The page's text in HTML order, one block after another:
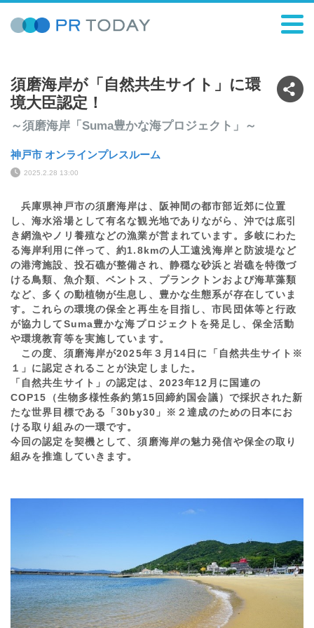
須磨海岸が「自然共生サイト」に環
境大臣認定！
～須磨海岸「Suma豊かな海プロジェクト」～
神戸市 オンラインプレスルーム
2025.2.28 13:00
兵庫県神戸市の須磨海岸は、阪神間の都市部近郊に位置
し、海水浴場として有名な観光地でありながら、沖では底引
き網漁やノリ養殖などの漁業が営まれています。多岐にわた
る海岸利用に伴って、約1.8kmの人工遠浅海岸と防波堤など
の港湾施設、投石礁が整備され、静穏な砂浜と岩礁を特徴づ
ける鳥類、魚介類、ベントス、プランクトンおよび海草藻類
など、多くの動植物が生息し、豊かな生態系が存在していま
す。これらの環境の保全と再生を目指し、市民団体等と行政
が協力してSuma豊かな海プロジェクトを発足し、保全活動
や環境教育等を実施しています。
この度、須磨海岸が2025年３月14日に「自然共生サイト※
１」に認定されることが決定しました。
「自然共生サイト」の認定は、2023年12月に国連の
COP15（生物多様性条約第15回締約国会議）で採択された新
たな世界目標である「30by30」※２達成のための日本にお
ける取り組みの一環です。
今回の認定を契機として、須磨海岸の魅力発信や保全の取り
組みを推進していきます。